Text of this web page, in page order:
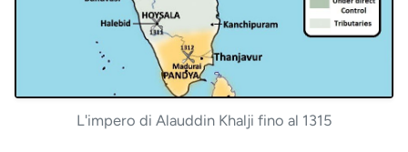
L'impero di Alauddin Khalji fino al 1315